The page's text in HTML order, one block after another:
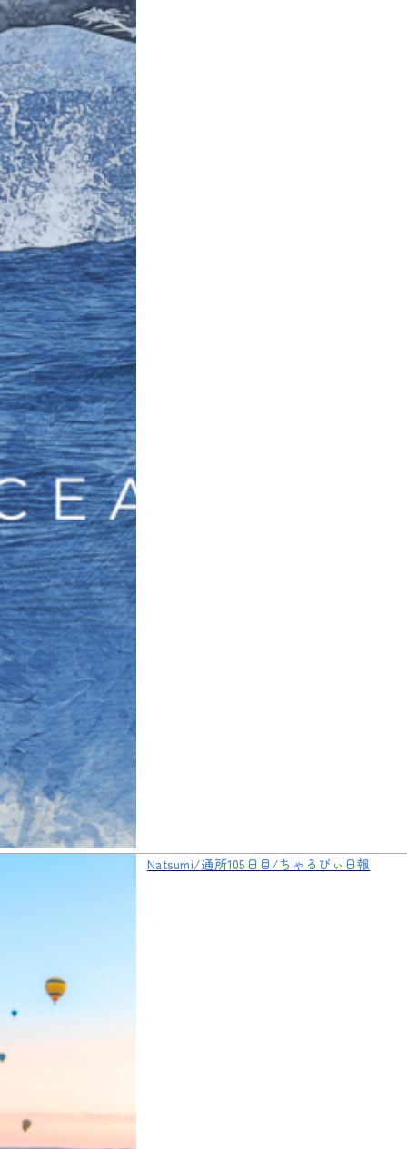
Natsumi/通所105日目/ちゃるびぃ日報